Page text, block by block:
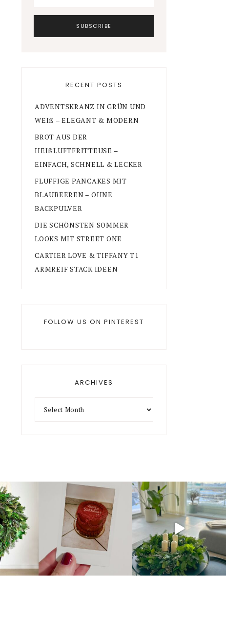
RECENT POSTS
ADVENTSKRANZ IN GRÜN UND
WEIß – ELEGANT & MODERN
BROT AUS DER
HEIßLUFTFRITTEUSE –
EINFACH, SCHNELL & LECKER
FLUFFIGE PANCAKES MIT
BLAUBEEREN – OHNE
BACKPULVER
DIE SCHÖNSTEN SOMMER
LOOKS MIT STREET ONE
CARTIER LOVE & TIFFANY T1
ARMREIF STACK IDEEN
FOLLOW US ON PINTEREST
ARCHIVES